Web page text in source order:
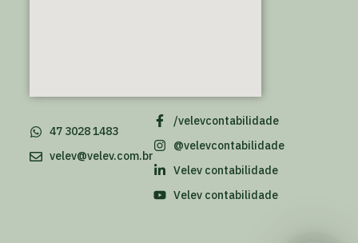
/velevcontabilidade
@velevcontabilidade
Velev contabilidade
Velev contabilidade
47 3028 1483
velev@velev.com.br